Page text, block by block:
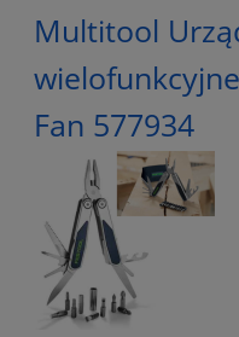
Multitool
Fan 577934